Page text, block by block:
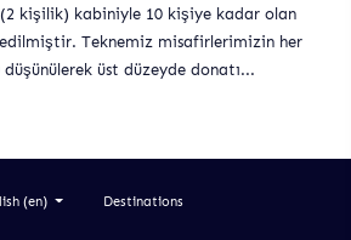
(2 kişilik) kabiniyle 10 kişiye kadar olan
Teknemiz misafirlerimizin her
üst düzeyde donatı...
(en) Destinations